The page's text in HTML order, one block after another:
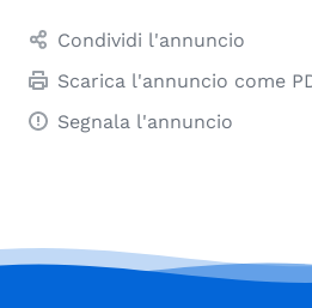
Condividi l'annuncio
Scarica l'annuncio come
Segnala l'annuncio